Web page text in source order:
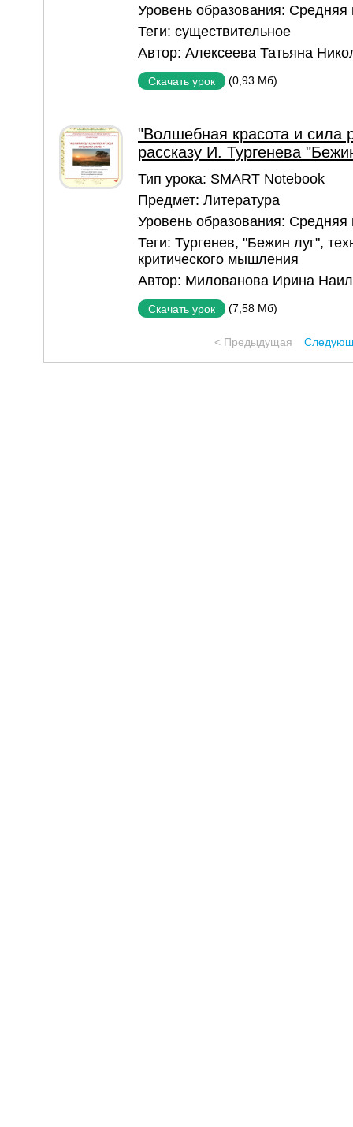
Уровень образования: Средняя
Теги: существительное
Автор: Алексеева Татьяна
Скачать урок (0,93 Мб)
"Волшебная красота и сила
рассказу И. Тургенева
Тип урока: SMART Notebook
Предмет: Литература
Уровень образования: Средняя
Теги: Тургенев, "Бежин луг",
критического мышления
Автор: Милованова Ирина
Скачать урок (7,58 Мб)
< Предыдущая